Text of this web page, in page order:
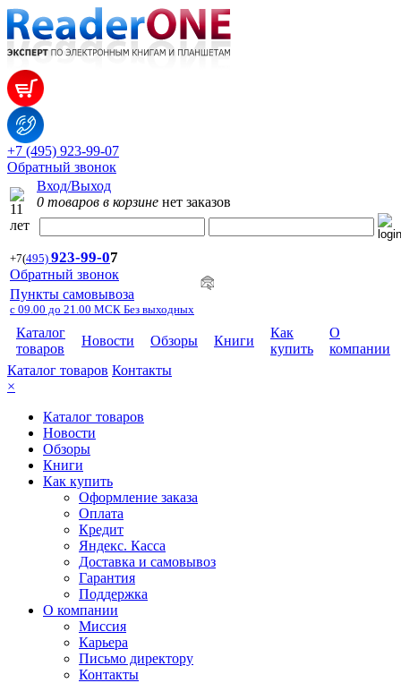
+7 (495) 923-99-07
Обратный звонок
Вход/Выход
0 товаров в корзине нет заказов
+7(495) 923-99-07
Обратный звонок
Пункты самовывоза
с 09.00 до 21.00 МСК Без выходных
Каталог
товаров
Новости Обзоры Книги
Как
купить
О
компании
Каталог товаров Контакты
×
Каталог товаров
Новости
Обзоры
Книги
Как купить
Оформление заказа
Оплата
Кредит
Яндекс. Касса
Доставка и самовывоз
Гарантия
Поддержка
О компании
Миссия
Карьера
Письмо директору
Контакты